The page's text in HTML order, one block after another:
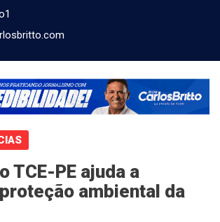
TCE-PE ajuda a
ambiental da